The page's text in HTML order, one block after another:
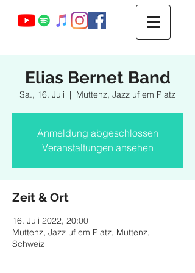
Webmaster Login
Elias Bernet Band
Sa., 16. Juli
  |
Muttenz, Jazz uf em Platz
Anmeldung abgeschlossen
Veranstaltungen ansehen
Zeit & Ort
16. Juli 2022, 20:00
Muttenz, Jazz uf em Platz, Muttenz,
Schweiz